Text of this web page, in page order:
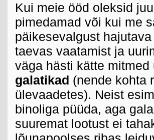
Kui meie ööd oleksid
pimedamad või kui me
päikesevalgust
taevas vaatamist ja
väga hästi kätte mitmed
galatikad (nende kohta
ülevaadetes). Neist
binoliga püüda, aga
suuremat lootust ei